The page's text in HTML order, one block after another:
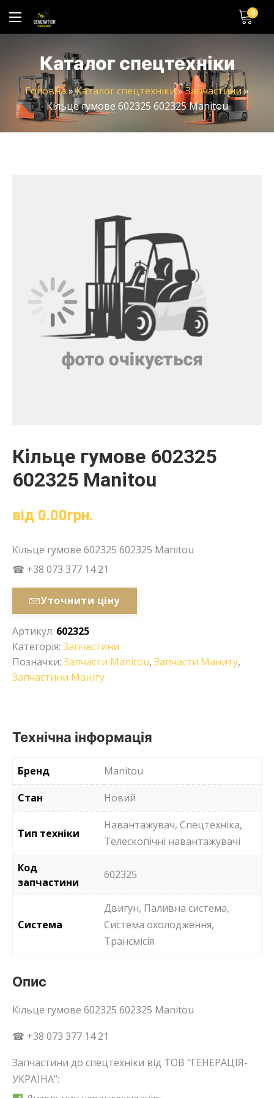
0
Каталог спецтехніки
Головна»Каталог спецтехніки»Запчастини»
Кільце гумове 602325 602325 Manitou
Кільце гумове 602325
602325 Manitou
від 0.00грн.
Кільце гумове 602325 602325 Manitou
☎ +38 073 377 14 21
Уточнити ціну
Артикул: 602325
Категорія: Запчастини
Позначки: Запчасти Manitou, Запчасти Маниту,
Запчастини Маніту
Технічна інформація
Бренд
Manitou
Стан
Новий
Тип техніки
Навантажувач, Спецтехніка,
Телескопічні навантажувачі
Код
запчастини
602325
Система
Двигун, Паливна система,
Система охолодження,
Трансмісія
Опис
Кільце гумове 602325 602325 Manitou
☎ +38 073 377 14 21
Запчастини до спецтехніки від ТОВ “ГЕНЕРАЦІЯ-
УКРАЇНА”: